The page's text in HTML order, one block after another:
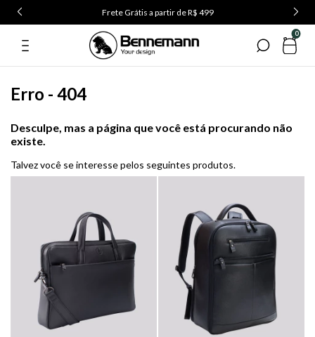
Frete Grátis a partir de R$ 499
0
Erro - 404
Desculpe, mas a página que você está procurando não
existe.
Talvez você se interesse pelos seguintes produtos.